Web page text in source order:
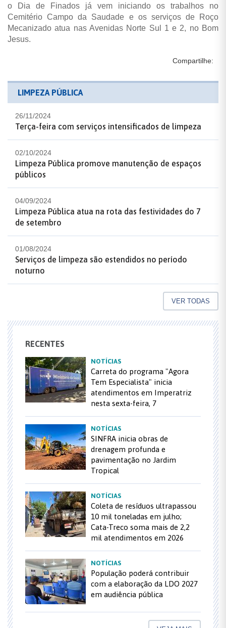
o Dia de Finados já vem iniciando os trabalhos no
Cemitério Campo da Saudade e os serviços de Roço
Mecanizado atua nas Avenidas Norte Sul 1 e 2, no Bom
Jesus.
Compartilhe:
LIMPEZA PÚBLICA
26/11/2024
Terça-feira com serviços intensificados de limpeza
02/10/2024
Limpeza Pública promove manutenção de espaços
públicos
04/09/2024
Limpeza Pública atua na rota das festividades do 7
de setembro
01/08/2024
Serviços de limpeza são estendidos no período
noturno
VER TODAS
RECENTES
NOTÍCIAS
Carreta do programa "Agora
Tem Especialista" inicia
atendimentos em Imperatriz
nesta sexta-feira, 7
NOTÍCIAS
SINFRA inicia obras de
drenagem profunda e
pavimentação no Jardim
Tropical
NOTÍCIAS
Coleta de resíduos ultrapassou
10 mil toneladas em julho;
Cata-Treco soma mais de 2,2
mil atendimentos em 2026
NOTÍCIAS
População poderá contribuir
com a elaboração da LDO 2027
em audiência pública